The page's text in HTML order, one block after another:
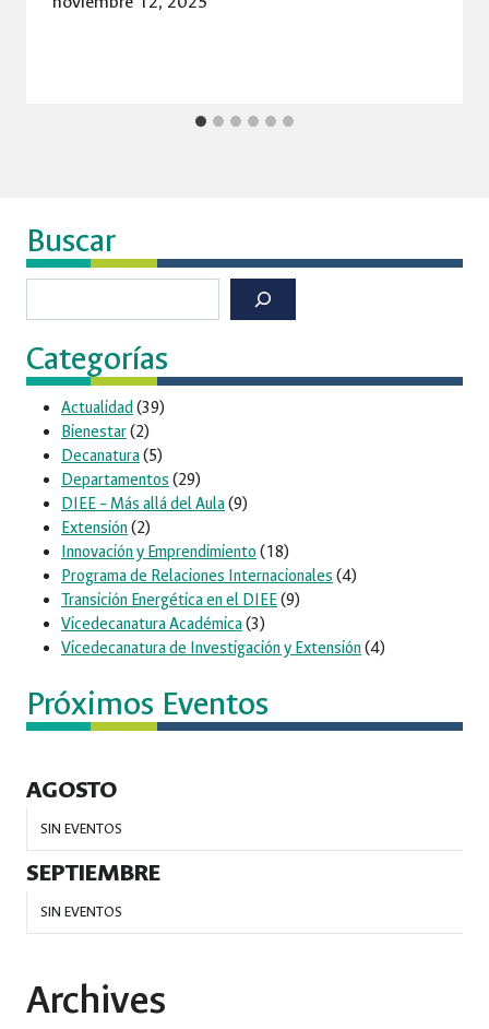
Buscar
Categorías
Actualidad(39)
Bienestar(2)
Decanatura(5)
Departamentos (29)
DIEE – Más allá del Aula(9)
Extensión(2)
Innovación y Emprendimiento (18)
Programa de Relaciones Internacionales (4)
Transición Energética en el DIEE(9)
Vicedecanatura Académica(3)
Vicedecanatura de Investigación y Extensión(4)
Próximos Eventos
AGOSTO
SIN EVENTOS
SEPTIEMBRE
SIN EVENTOS
Archives